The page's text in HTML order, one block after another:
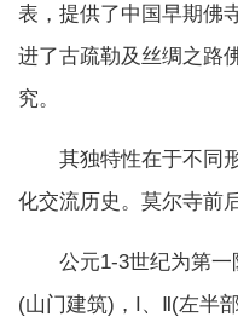
表，提供了中国早期佛
进了古疏勒及丝绸之路
究。
其独特性在于不同形
化交流历史。莫尔寺前
公元1-3世纪为第一
(山门建筑)，I、Ⅱ(左半